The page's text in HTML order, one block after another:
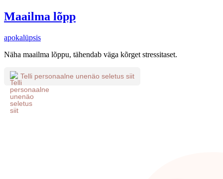
Maailma lõpp
apokalüpsis
Näha maailma lõppu, tähendab väga kõrget stressitaset.
Telli personaalne unenäo seletus siit